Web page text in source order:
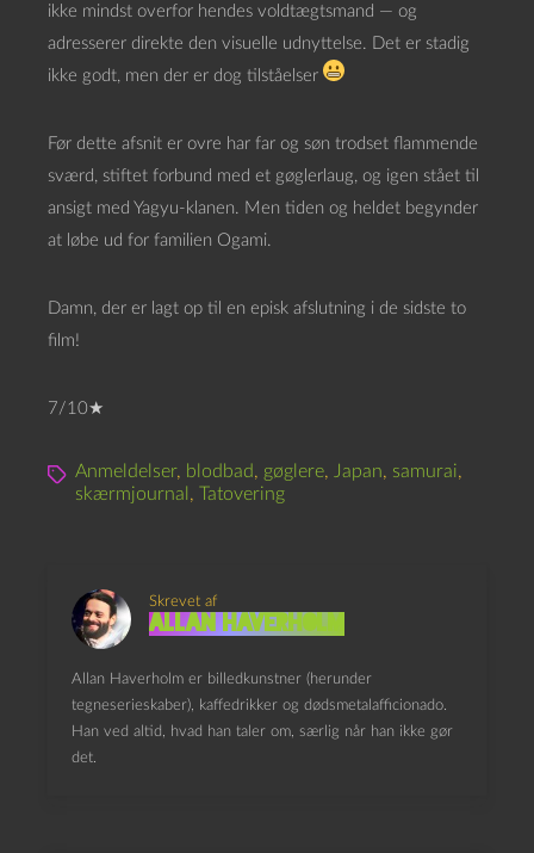
ikke mindst overfor hendes voldtægtsmand — og
adresserer direkte den visuelle udnyttelse. Det er stadig
ikke godt, men der er dog tilståelser
Før dette afsnit er ovre har far og søn trodset flammende
sværd, stiftet forbund med et gøglerlaug, og igen stået til
ansigt med Yagyu-klanen. Men tiden og heldet begynder
at løbe ud for familien Ogami.
Damn, der er lagt op til en episk afslutning i de sidste to
film!
7/10★
Anmeldelser, blodbad, gøglere, Japan, samurai,
skærmjournal , Tatovering
Skrevet af
Allan Haverholm
Allan Haverholm er billedkunstner (herunder
tegneserieskaber), kaffedrikker og dødsmetalafficionado.
Han ved altid, hvad han taler om, særlig når han ikke gør
det.